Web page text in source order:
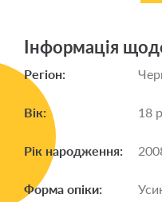
Інформація
Регіон:
Вік: 18
Рік народження:
Форма опіки: